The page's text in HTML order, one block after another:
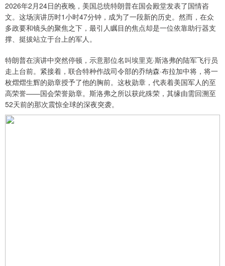
2026年2月24日的夜晚，美国总统特朗普在国会殿堂发表了国情咨
文。这场演讲历时1小时47分钟，成为了一段新的历史。然而，在众
多政要和镜头的聚焦之下，最引人瞩目的焦点却是一位依靠助行器支
撑、挺拔站立于台上的军人。
特朗普在演讲中突然停顿，示意那位名叫埃里克·斯洛弗的陆军飞行员
走上台前。紧接着，联合特种作战司令部的乔纳森·布拉加中将，将一
枚熠熠生辉的勋章授予了他的胸前。这枚勋章，代表着美国军人的至
高荣誉——国会荣誉勋章。斯洛弗之所以获此殊荣，其缘由需回溯至
52天前的那次震惊全球的深夜突袭。